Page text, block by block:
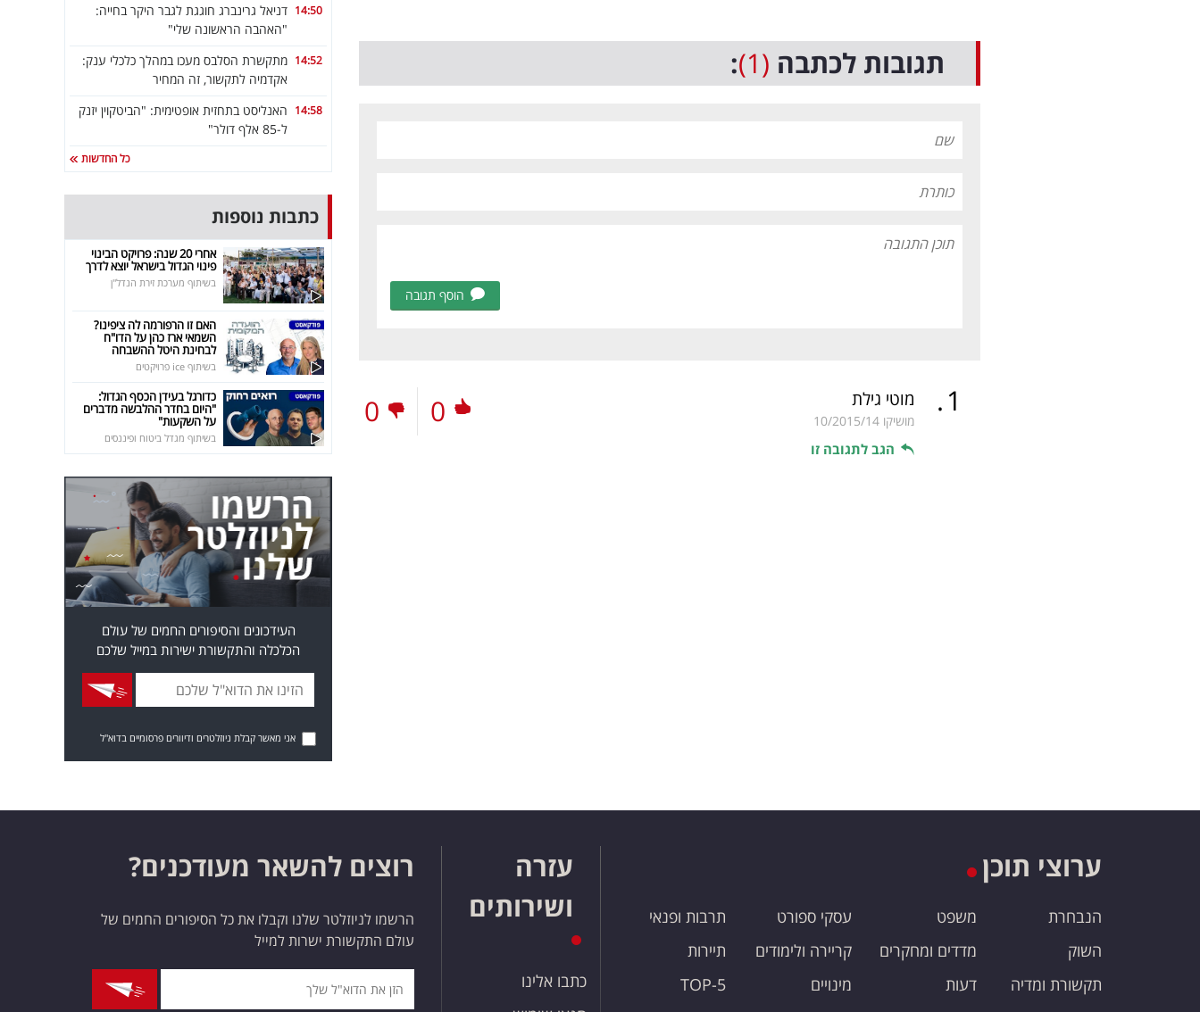
תגובות לכתבה (1)
:
הוסף תגובה
1
. מוטי גילת
מושיקו 10/2015/14
הגב לתגובה זו
0
0
14:50 דניאל גרינברג חוגגת לגבר היקר בחייה:
"האהבה הראשונה שלי"
14:52 מתקשרת הסלבס מעכו במהלך כלכלי ענק:
אקדמיה לתקשור, זה המחיר
14:58 האנליסט בתחזית אופטימית: "הביטקוין יזנק
ל-85 אלף דולר"
כל החדשות
כתבות נוספות
אחרי 20 שנה: פרויקט הבינוי
פינוי הגדול בישראל יוצא לדרך
בשיתוף מערכת זירת הנדל"ן
האם זו הרפורמה לה ציפינו?
השמאי ארז כהן על הדו"ח
לבחינת היטל ההשבחה
בשיתוף ice פרויקטים
כדורגל בעידן הכסף הגדול:
"היום בחדר ההלבשה מדברים
על השקעות"
בשיתוף מגדל ביטוח ופיננסים
העידכונים והסיפורים החמים של עולם
הכלכלה והתקשורת ישירות במייל שלכם
אני מאשר קבלת ניוזלטרים ודיוורים פרסומיים בדוא"ל
ערוצי תוכן
הנבחרת
השוק
תקשורת ומדיה
משפט
מדדים ומחקרים
דעות
עסקי ספורט
קריירה ולימודים
מינויים
תרבות ופנאי
תיירות
TOP-5
עזרה
ושירותים
כתבו אלינו
רוצים להשאר מעודכנים?
הרשמו לניוזלטר שלנו וקבלו את כל הסיפורים החמים של
עולם התקשורת ישרות למייל